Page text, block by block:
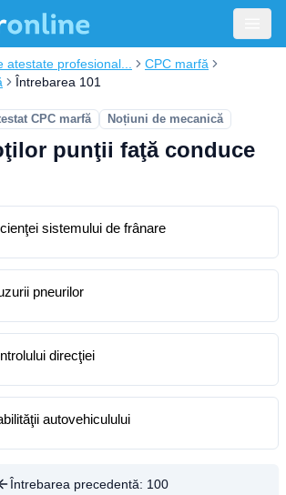
atestate profesional...
CPC marfă
Întrebarea 101
CPC marfă Noțiuni de mecanică
punţii faţă conduce
sistemului de frânare
pneurilor
direcţiei
autovehiculului
Întrebarea precedentă: 100